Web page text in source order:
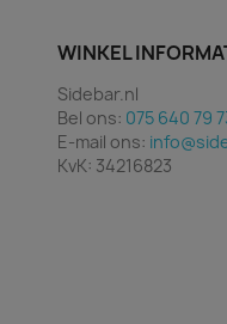
WINKEL
Sidebar.nl
Bel ons: 075 640 79
E-mail ons:
KvK: 34216823